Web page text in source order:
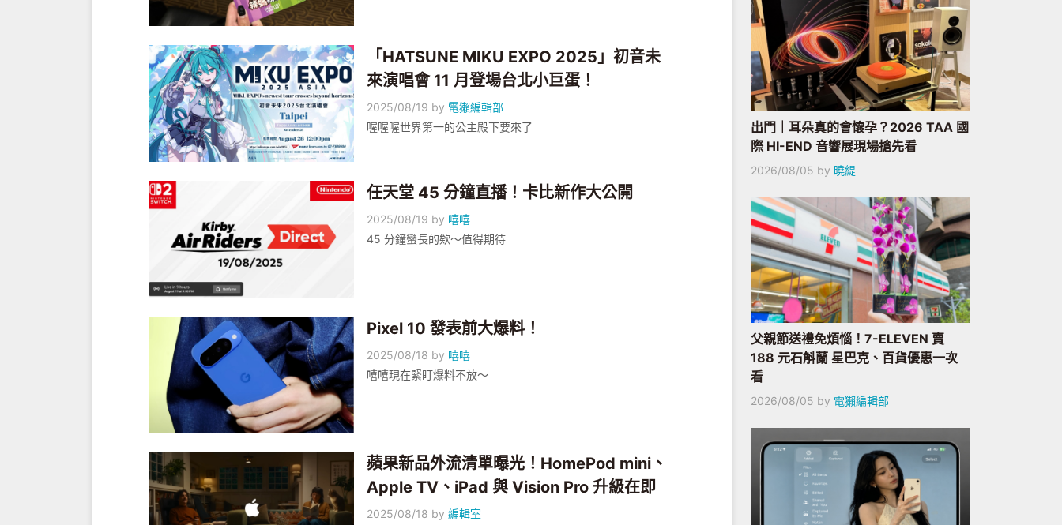
「HATSUNE MIKU EXPO 2025」初音未
來演唱會 11 月登場台北小巨蛋！
2025/08/19 by 電獺編輯部
喔喔喔世界第一的公主殿下要來了
任天堂 45 分鐘直播！卡比新作大公開
2025/08/19 by 嘻嘻
45 分鐘蠻長的欸～值得期待
Pixel 10 發表前大爆料！
2025/08/18 by 嘻嘻
嘻嘻現在緊盯爆料不放～
蘋果新品外流清單曝光！HomePod mini、
Apple TV、iPad 與 Vision Pro 升級在即
2025/08/18 by編輯室
出門｜耳朵真的會懷孕？2026 TAA 國
際 HI-END 音響展現場搶先看
2026/08/05 by 曉緹
父親節送禮免煩惱！7-ELEVEN 賣
188 元石斛蘭 星巴克、百貨優惠一次
看
2026/08/05 by 電獺編輯部